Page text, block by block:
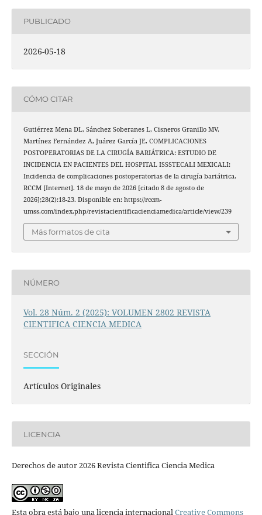
PUBLICADO
2026-05-18
CÓMO CITAR
Gutiérrez Mena DL, Sánchez Soberanes L, Cisneros Granillo MV,
Martínez Fernández A, Juárez García JE. COMPLICACIONES
POSTOPERATORIAS DE LA CIRUGÍA BARIÁTRICA: ESTUDIO DE
INCIDENCIA EN PACIENTES DEL HOSPITAL ISSSTECALI MEXICALI:
Incidencia de complicaciones postoperatorias de la cirugía bariátrica.
RCCM [Internet]. 18 de mayo de 2026 [citado 8 de agosto de
2026];28(2):18-23. Disponible en: https://rccm-
umss.com/index.php/revistacientificacienciamedica/article/view/239
Más formatos de cita
NÚMERO
Vol. 28 Núm. 2 (2025): VOLUMEN 2802 REVISTA
CIENTIFICA CIENCIA MEDICA
SECCIÓN
Artículos Originales
LICENCIA
Derechos de autor 2026 Revista Cientifica Ciencia Medica
Esta obra está bajo una licencia internacionalCreative Commons